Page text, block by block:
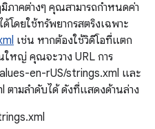
าคต่างๆ คุณสามารถกำหนดค่า
โดยใช้ทรัพยากรสตริงเฉพาะ
เช่น หากต้องใช้วิดีโอที่แตก
ใหญ่ คุณจะวาง URL การ
en-rUS/strings.xml และ
ามลำดับได้ ดังที่แสดงด้านล่าง